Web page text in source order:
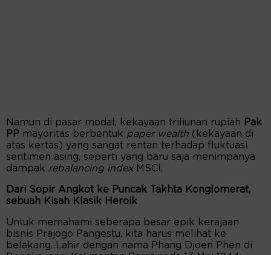
Namun di pasar modal, kekayaan triliunan rupiah
Pak
PP mayoritas berbentuk paper wealth (kekayaan di
atas kertas) yang sangat rentan terhadap fluktuasi
sentimen asing, seperti yang baru saja menimpanya
dampak rebalancing index MSCI.
Dari Sopir Angkot ke Puncak Takhta Konglomerat,
sebuah Kisah Klasik Heroik
Untuk memahami seberapa besar epik kerajaan
bisnis Prajogo Pangestu, kita harus melihat ke
belakang. Lahir dengan nama Phang Djoen Phen di